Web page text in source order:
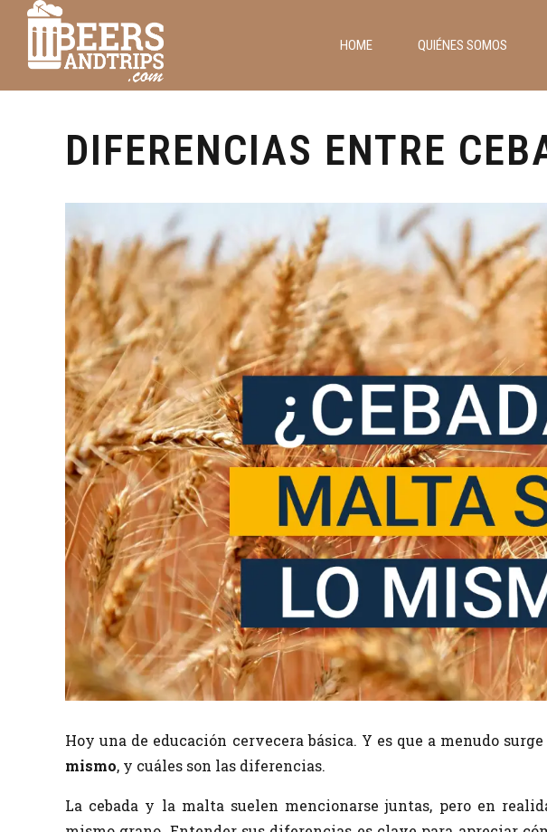
HOME QUIÉNES SOMOS
Cervezas y Viajes
DIFERENCIAS ENTRE
Hoy una de educación cervecera básica. Y es que a menudo
mismo, y cuáles son las diferencias.
La cebada y la malta suelen mencionarse juntas, pero en